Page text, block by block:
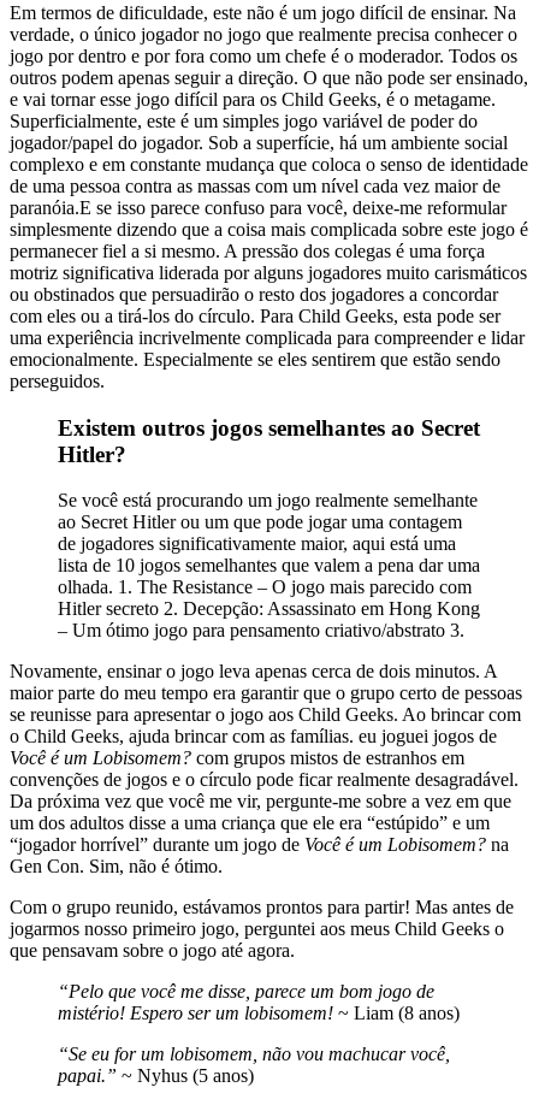
Em termos de dificuldade, este não é um jogo difícil de ensinar. Na
verdade, o único jogador no jogo que realmente precisa conhecer o
jogo por dentro e por fora como um chefe é o moderador. Todos os
outros podem apenas seguir a direção. O que não pode ser ensinado,
e vai tornar esse jogo difícil para os Child Geeks, é o metagame.
Superficialmente, este é um simples jogo variável de poder do
jogador/papel do jogador. Sob a superfície, há um ambiente social
complexo e em constante mudança que coloca o senso de identidade
de uma pessoa contra as massas com um nível cada vez maior de
paranóia.E se isso parece confuso para você, deixe-me reformular
simplesmente dizendo que a coisa mais complicada sobre este jogo é
permanecer fiel a si mesmo. A pressão dos colegas é uma força
motriz significativa liderada por alguns jogadores muito carismáticos
ou obstinados que persuadirão o resto dos jogadores a concordar
com eles ou a tirá-los do círculo. Para Child Geeks, esta pode ser
uma experiência incrivelmente complicada para compreender e lidar
emocionalmente. Especialmente se eles sentirem que estão sendo
perseguidos.
Existem outros jogos semelhantes ao Secret
Hitler?
Se você está procurando um jogo realmente semelhante
ao Secret Hitler ou um que pode jogar uma contagem
de jogadores significativamente maior, aqui está uma
lista de 10 jogos semelhantes que valem a pena dar uma
olhada. 1. The Resistance – O jogo mais parecido com
Hitler secreto 2. Decepção: Assassinato em Hong Kong
– Um ótimo jogo para pensamento criativo/abstrato 3.
Novamente, ensinar o jogo leva apenas cerca de dois minutos. A
maior parte do meu tempo era garantir que o grupo certo de pessoas
se reunisse para apresentar o jogo aos Child Geeks. Ao brincar com
o Child Geeks, ajuda brincar com as famílias. eu joguei jogos de
Você é um Lobisomem? com grupos mistos de estranhos em
convenções de jogos e o círculo pode ficar realmente desagradável.
Da próxima vez que você me vir, pergunte-me sobre a vez em que
um dos adultos disse a uma criança que ele era “estúpido” e um
“jogador horrível” durante um jogo de Você é um Lobisomem? na
Gen Con. Sim, não é ótimo.
Com o grupo reunido, estávamos prontos para partir! Mas antes de
jogarmos nosso primeiro jogo, perguntei aos meus Child Geeks o
que pensavam sobre o jogo até agora.
“Pelo que você me disse, parece um bom jogo de
mistério! Espero ser um lobisomem! ~ Liam (8 anos)
“Se eu for um lobisomem, não vou machucar você,
papai.” ~ Nyhus (5 anos)